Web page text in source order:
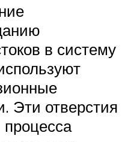
в систему
Эти отверстия